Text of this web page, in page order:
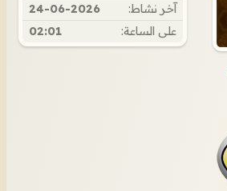
آخر نشاط:
24-06-2026
على الساعة:
02:01